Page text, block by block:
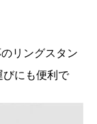
リングスタン
びにも便利で